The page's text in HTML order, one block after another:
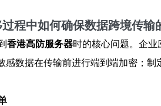
程中如何确保数据跨境传输
香港高防服务器时的核心问题。企
感数据在传输前进行端到端加密；